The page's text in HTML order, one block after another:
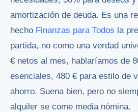
amortización de deuda. Es una
hecho Finanzas para Todos la
partida, no como una verdad
€ netos al mes, hablaríamos de
esenciales, 480 € para estilo de
ahorro. Suena bien, pero no
alquiler se come media nómina.